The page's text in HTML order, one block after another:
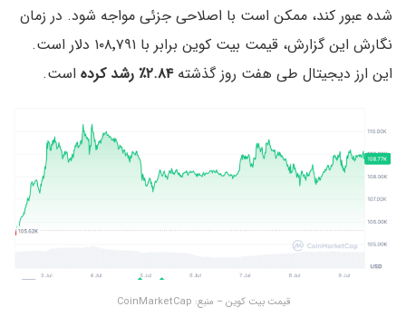
شده عبور کند، ممکن است با اصلاحی جزئی مواجه شود. در زمان
نگارش این گزارش، قیمت بیت کوین برابر با ۱۰۸٬۷۹۱ دلار است.
این ارز دیجیتال طی هفت روز گذشته۲.۸۴٪ رشد کرده است.
قیمت بیت کوین – منبع: CoinMarketCap